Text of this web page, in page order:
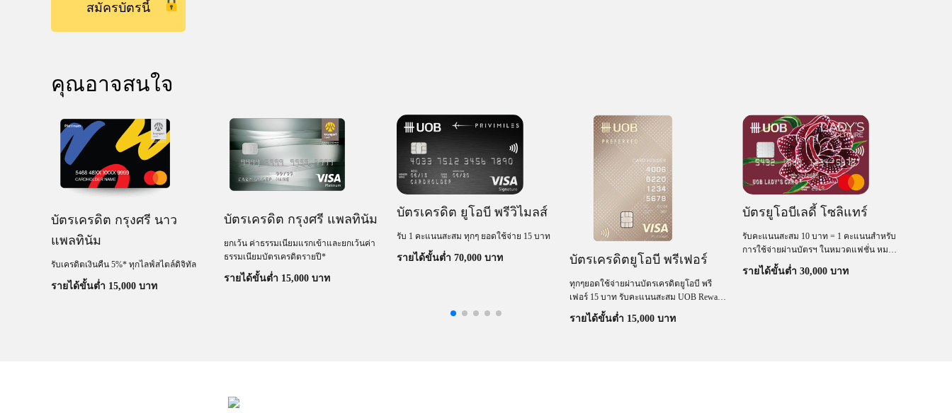
สมัครบัตรนี้
คุณอาจสนใจ
บัตรเครดิต กรุงศรี นาว
แพลทินัม
รับเครดิตเงินคืน 5%* ทุกไลฟ์สไตล์ดิจิทัล
รายได้ขั้นต่ำ 15,000 บาท
บัตรเครดิต กรุงศรี แพลทินัม
ยกเว้น ค่าธรรมเนียมแรกเข้าและยกเว้นค่า
ธรรมเนียมบัตรเครดิตรายปี*​
รายได้ขั้นต่ำ 15,000 บาท
บัตรเครดิต ยูโอบี พรีวิไมลส์
รับ 1 คะแนนสะสม ทุกๆ ยอดใช้จ่าย 15 บาท
รายได้ขั้นต่ำ 70,000 บาท บัตรเครดิตยูโอบี พรีเฟอร์
ทุกๆยอดใช้จ่ายผ่านบัตรเครดิตยูโอบี พรี
เฟอร์ 15 บาท รับคะแนนสะสม UOB Reward
Plus เท่ากับ 1 คะแนน
รายได้ขั้นต่ำ 15,000 บาท
บัตรยูโอบีเลดี้ โซลิแทร์
รับคะแนนสะสม 10 บาท = 1 คะแนนสำหรับ
การใช้จ่ายผ่านบัตรฯ ในหมวดแฟชั่น หมวด
ร้านอาหาร ห้างสรรพสินค้าทั่วโลก Lazada,
Shopee, Joox, Spotify และ Netflix
รายได้ขั้นต่ำ 30,000 บาท